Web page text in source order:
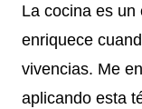
La cocina es un
enriquece
vivencias. Me
aplicando esta